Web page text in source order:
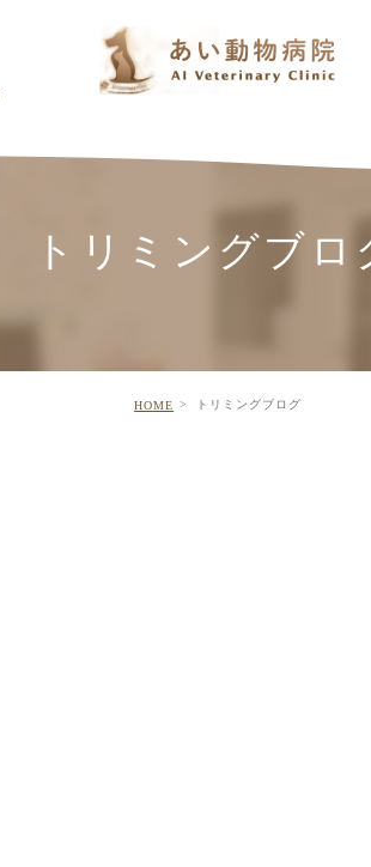
トリミングブロ
HOME トリミングブログ